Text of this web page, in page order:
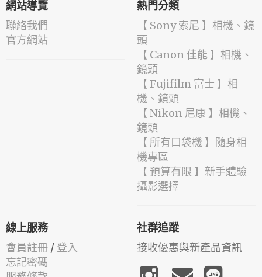
網站導覽
聯絡我們
官方網站
熱門分類
【 Sony 索尼 】相機、鏡
頭
【 Canon 佳能 】相機、
鏡頭
【 Fujifilm 富士 】相
機、鏡頭
【 Nikon 尼康 】相機、
鏡頭
【 所有口袋機 】隨身相
機專區
【 預算有限 】新手體驗
攝影選擇
線上服務
會員註冊 / 登入
忘記密碼
社群追蹤
接收優惠與新產品資訊